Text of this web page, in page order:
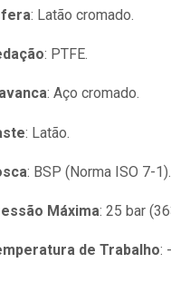
: Latão cromado.
: PTFE.
: Aço cromado.
: Latão.
: BSP (Norma ISO 7-1).
Máxima: 25 bar
de Trabalho: